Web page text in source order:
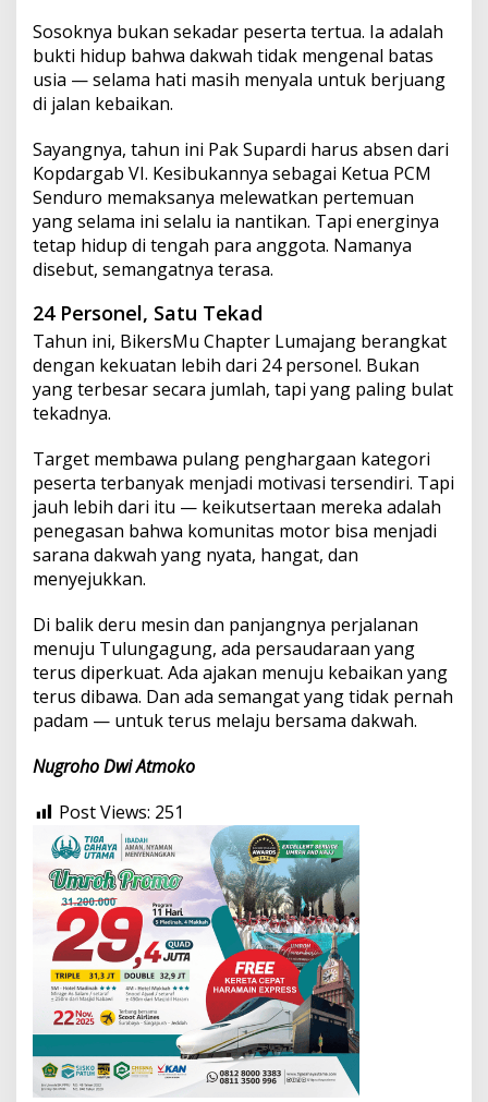
Sosoknya bukan sekadar peserta tertua. Ia adalah
bukti hidup bahwa dakwah tidak mengenal batas
usia — selama hati masih menyala untuk berjuang
di jalan kebaikan.
Sayangnya, tahun ini Pak Supardi harus absen dari
Kopdargab VI. Kesibukannya sebagai Ketua PCM
Senduro memaksanya melewatkan pertemuan
yang selama ini selalu ia nantikan. Tapi energinya
tetap hidup di tengah para anggota. Namanya
disebut, semangatnya terasa.
24 Personel, Satu Tekad
Tahun ini, BikersMu Chapter Lumajang berangkat
dengan kekuatan lebih dari 24 personel. Bukan
yang terbesar secara jumlah, tapi yang paling bulat
tekadnya.
Target membawa pulang penghargaan kategori
peserta terbanyak menjadi motivasi tersendiri. Tapi
jauh lebih dari itu — keikutsertaan mereka adalah
penegasan bahwa komunitas motor bisa menjadi
sarana dakwah yang nyata, hangat, dan
menyejukkan.
Di balik deru mesin dan panjangnya perjalanan
menuju Tulungagung, ada persaudaraan yang
terus diperkuat. Ada ajakan menuju kebaikan yang
terus dibawa. Dan ada semangat yang tidak pernah
padam — untuk terus melaju bersama dakwah.
Nugroho Dwi Atmoko
Post Views: 251